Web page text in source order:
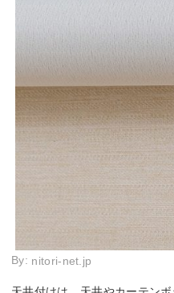
By: nitori-net.jp